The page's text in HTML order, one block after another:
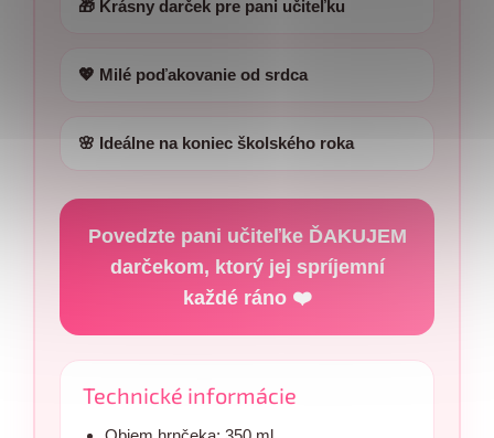
🎁 Krásny darček pre pani učiteľku
💖 Milé poďakovanie od srdca
🌸 Ideálne na koniec školského roka
Povedzte pani učiteľke ĎAKUJEM
darčekom, ktorý jej spríjemní
každé ráno ❤️
Technické informácie